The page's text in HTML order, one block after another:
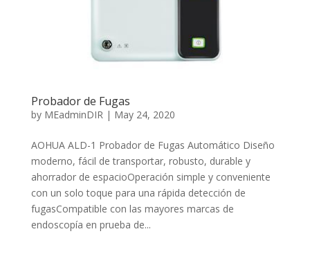
Probador de Fugas
by MEadminDIR | May 24, 2020
AOHUA ALD-1 Probador de Fugas Automático Diseño
moderno, fácil de transportar, robusto, durable y
ahorrador de espacioOperación simple y conveniente
con un solo toque para una rápida detección de
fugasCompatible con las mayores marcas de
endoscopía en prueba de...